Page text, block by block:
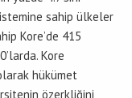
sahip ülkeler
Kore’de 415
Kore
hükümet
özerkliğini